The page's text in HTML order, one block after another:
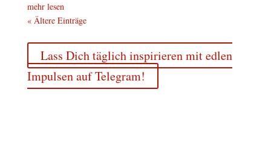
mehr lesen
« Ältere Einträge
Lass Dich täglich inspirieren mit edlen
Impulsen auf Telegram!